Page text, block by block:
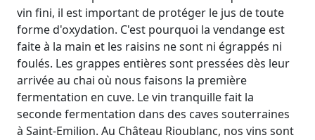
vin fini, il est important de protéger le jus de toute
forme d'oxydation. C'est pourquoi la vendange est
faite à la main et les raisins ne sont ni égrappés ni
foulés. Les grappes entières sont pressées dès leur
arrivée au chai où nous faisons la première
fermentation en cuve. Le vin tranquille fait la
seconde fermentation dans des caves souterraines
à Saint-Emilion. Au Château Rioublanc, nos vins sont